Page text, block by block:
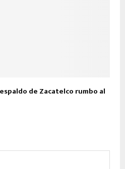
de Zacatelco rumbo al